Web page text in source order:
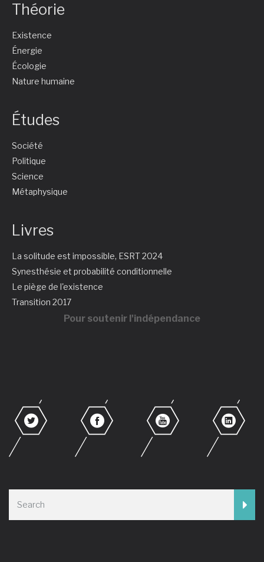
Théorie
Existence
Énergie
Écologie
Nature humaine
Études
Société
Politique
Science
Métaphysique
Livres
La solitude est impossible, ESRT 2024
Synesthésie et probabilité conditionnelle
Le piège de l'existence
Transition 2017
Pour soutenir l'indépendance